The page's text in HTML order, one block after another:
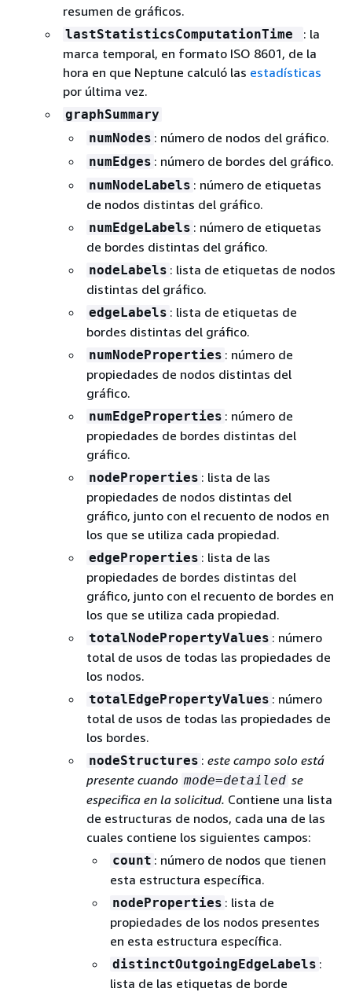
resumen de gráficos.
lastStatisticsComputationTime
: la
marca temporal, en formato ISO 8601, de la
hora en que Neptune calculó las estadísticas
por última vez.
graphSummary
numNodes : número de nodos del gráfico.
numEdges : número de bordes del gráfico.
numNodeLabels : número de etiquetas
de nodos distintas del gráfico.
numEdgeLabels : número de etiquetas
de bordes distintas del gráfico.
nodeLabels : lista de etiquetas de nodos
distintas del gráfico.
edgeLabels : lista de etiquetas de
bordes distintas del gráfico.
numNodeProperties : número de
propiedades de nodos distintas del
gráfico.
numEdgeProperties : número de
propiedades de bordes distintas del
gráfico.
nodeProperties : lista de las
propiedades de nodos distintas del
gráfico, junto con el recuento de nodos en
los que se utiliza cada propiedad.
edgeProperties : lista de las
propiedades de bordes distintas del
gráfico, junto con el recuento de bordes en
los que se utiliza cada propiedad.
totalNodePropertyValues : número
total de usos de todas las propiedades de
los nodos.
totalEdgePropertyValues : número
total de usos de todas las propiedades de
los bordes.
nodeStructures : este campo solo está
presente cuando mode=detailed se
especifica en la solicitud. Contiene una lista
de estructuras de nodos, cada una de las
cuales contiene los siguientes campos:
count : número de nodos que tienen
esta estructura específica.
nodeProperties : lista de
propiedades de los nodos presentes
en esta estructura específica.
distinctOutgoingEdgeLabels :
lista de las etiquetas de borde